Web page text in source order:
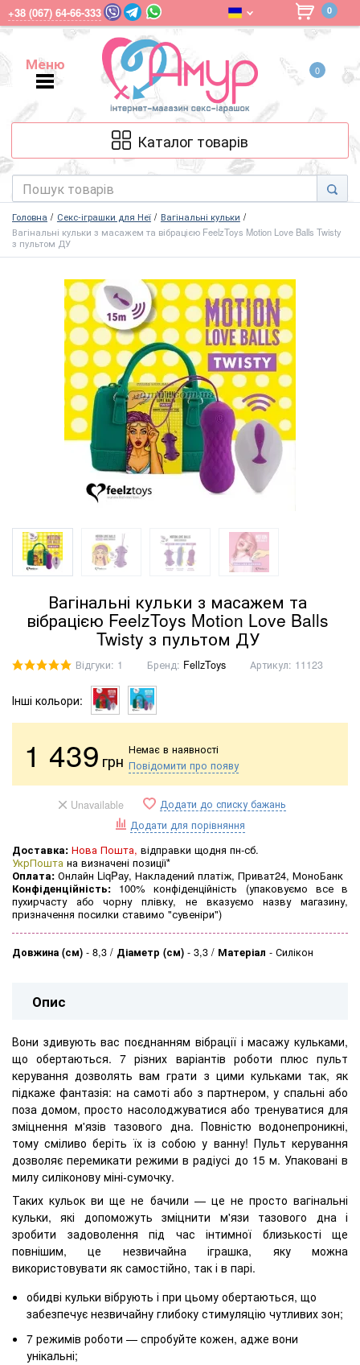
+38 (067) 64-66-333 0
Меню
Меню
0
Каталог товарів
Головна Секс-іграшки для Неї
Вагінальні кульки
Вагінальні кульки з масажем та вібрацією FeelzToys Motion Love Balls Twisty
з пультом ДУ
Вагінальні кульки з масажем та
вібрацією FeelzToys Motion Love Balls
Twisty з пультом ДУ
Відгуки: 1 Бренд: FellzToys Артикул: 11123
Інші кольори:
1 439 грн
Немає в наявності
Повідомити про появу
Unavailable
Додати до списку бажань
Додати для порівняння
Доставка: Нова Пошта, відправки щодня пн-сб.
УкрПошта на визначені позиції*
Оплата: Онлайн LiqPay, Накладений платіж, Приват24, МоноБанк
Конфіденційність: 100% конфіденційність (упаковуємо все в
пухирчасту або чорну плівку, не вказуємо назву магазину,
призначення посилки ставимо "сувеніри")
Довжина (см) - 8,3 Діаметр (см) - 3,3 Матеріал - Силікон
Опис
Вони здивують вас поєднанням вібрації і масажу кульками,
що обертаються. 7 різних варіантів роботи плюс пульт
керування дозволять вам грати з цими кульками так, як
підкаже фантазія: на самоті або з партнером, у спальні або
поза домом, просто насолоджуватися або тренуватися для
зміцнення м'язів тазового дна. Повністю водонепроникні,
тому сміливо беріть їх із собою у ванну! Пульт керування
дозволяє перемикати режими в радіусі до 15 м. Упаковані в
милу силіконову міні-сумочку.
Таких кульок ви ще не бачили — це не просто вагінальні
кульки, які допоможуть зміцнити м'язи тазового дна і
зробити задоволення під час інтимної близькості ще
повнішим, це незвичайна іграшка, яку можна
використовувати як самостійно, так і в парі.
обидві кульки вібрують і при цьому обертаються, що
забезпечує незвичайну глибоку стимуляцію чутливих зон;
7 режимів роботи — спробуйте кожен, адже вони
унікальні;